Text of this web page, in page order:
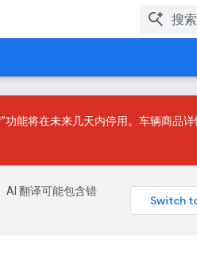
功能将在未来几天内停用。车辆商品详
AI 翻译可能包含错